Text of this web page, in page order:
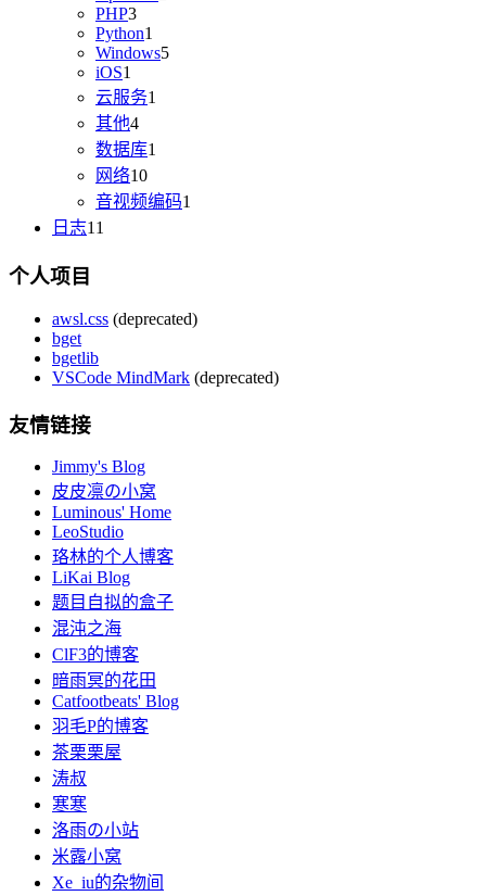
PHP3
Python1
Windows5
iOS1
云服务1
其他4
数据库1
网络10
音视频编码1
日志11
个人项目
awsl.css (deprecated)
bget
bgetlib
VSCode MindMark (deprecated)
友情链接
Jimmy's Blog
皮皮凛の小窝
Luminous' Home
LeoStudio
珞林的个人博客
LiKai Blog
题目自拟的盒子
混沌之海
ClF3的博客
暗雨冥的花田
Catfootbeats' Blog
羽毛P的博客
茶栗栗屋
涛叔
寒寒
洛雨の小站
米露小窝
Xe_iu的杂物间